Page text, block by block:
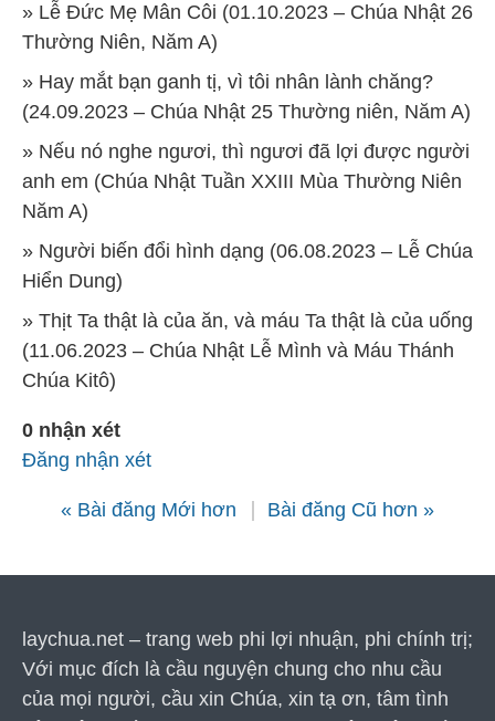
» Lễ Đức Mẹ Mân Côi (01.10.2023 – Chúa Nhật 26
Thường Niên, Năm A)
» Hay mắt bạn ganh tị, vì tôi nhân lành chăng?
(24.09.2023 – Chúa Nhật 25 Thường niên, Năm A)
» Nếu nó nghe ngươi, thì ngươi đã lợi được người
anh em (Chúa Nhật Tuần XXIII Mùa Thường Niên
Năm A)
» Người biến đổi hình dạng (06.08.2023 – Lễ Chúa
Hiển Dung)
» Thịt Ta thật là của ăn, và máu Ta thật là của uống
(11.06.2023 – Chúa Nhật Lễ Mình và Máu Thánh
Chúa Kitô)
0 nhận xét
Đăng nhận xét
« Bài đăng Mới hơn Bài đăng Cũ hơn »
laychua.net – trang web phi lợi nhuận, phi chính trị;
Với mục đích là cầu nguyện chung cho nhu cầu
của mọi người, cầu xin Chúa, xin tạ ơn, tâm tình